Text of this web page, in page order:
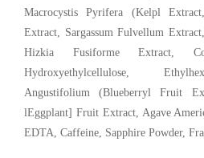
Macrocystis Pyrifera (Kelpl
Extract, Sargassum Fulvellum
Hizkia Fusiforme Extract,
Hydroxyethylcellulose,
Angustifolium (Blueberryl Fruit
lEggplant] Fruit Extract, Agave
EDTA, Caffeine, Sapphire Powder,